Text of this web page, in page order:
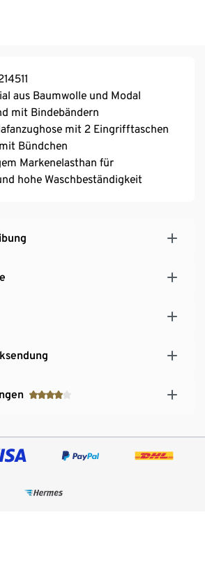
aus Baumwolle und Modal
mit Bindebändern
mit 2 Eingrifftaschen
Bündchen
Markenelasthan für
hohe Waschbeständigkeit